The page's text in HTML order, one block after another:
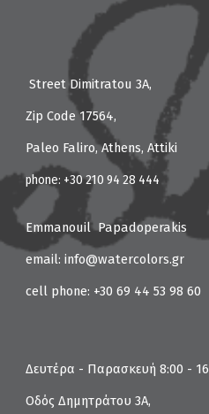
StreetDimitratou 3Α,
Zip Code 17564,
Paleo Faliro, Athens, Attiki
phone: +30210 94 28 444
Emmanouil Papadoperakis
email: info@watercolors.gr
cell phone: +30 69 44 53 98 60
Δευτέρα - Παρασκευή 8:00 -
Οδός Δημητράτου 3Α,